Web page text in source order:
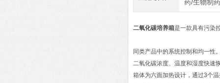
药/生物制
二氧化碳培养箱是一款具有污染
同类产品中的系统控制和均一性
二氧化碳浓度、温度和湿度快速
箱体为六面加热设计，通过3个